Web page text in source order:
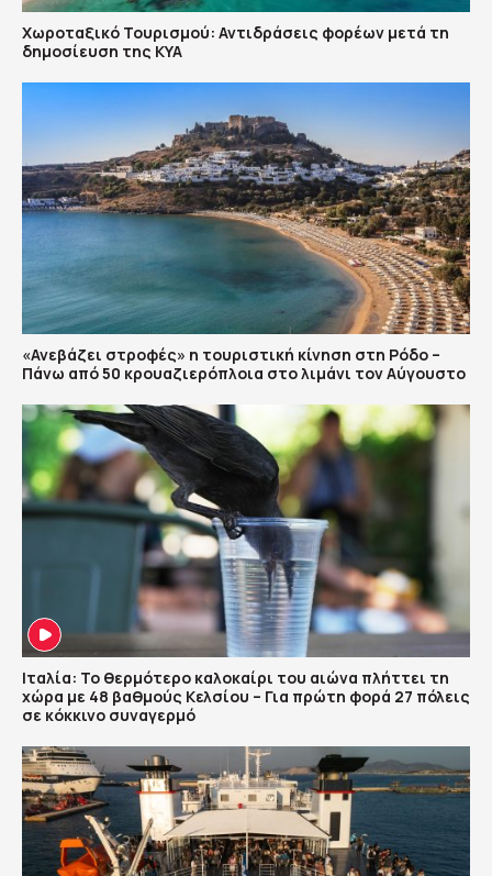
Χωροταξικό Τουρισμού: Αντιδράσεις φορέων μετά τη
δημοσίευση της ΚΥΑ
«Ανεβάζει στροφές» η τουριστική κίνηση στη Ρόδο –
Πάνω από 50 κρουαζιερόπλοια στο λιμάνι τον Αύγουστο
Ιταλία: Το θερμότερο καλοκαίρι του αιώνα πλήττει τη
χώρα με 48 βαθμούς Κελσίου – Για πρώτη φορά 27 πόλεις
σε κόκκινο συναγερμό